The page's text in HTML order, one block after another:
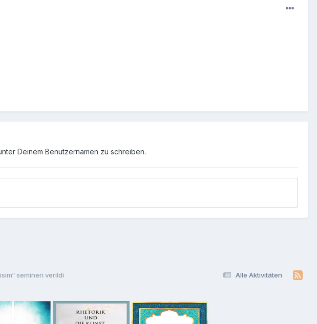
unter Deinem Benutzernamen zu schreiben.
Alle Aktivitäten
semineri verildi